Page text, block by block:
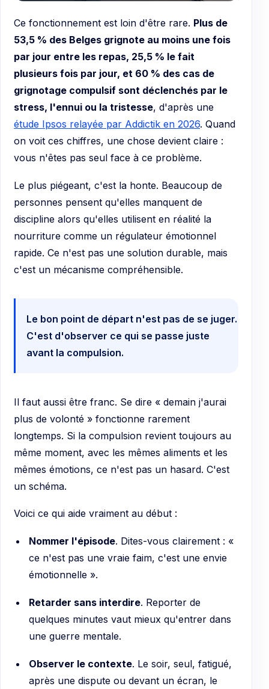
Ce fonctionnement est loin d'être rare. Plus de
53,5 % des Belges grignote au moins une fois
par jour entre les repas, 25,5 % le fait
plusieurs fois par jour, et 60 % des cas de
grignotage compulsif sont déclenchés par le
stress, l'ennui ou la tristesse, d'après une
étude Ipsos relayée par Addictik en 2026. Quand
on voit ces chiffres, une chose devient claire :
vous n'êtes pas seul face à ce problème.
Le plus piégeant, c'est la honte. Beaucoup de
personnes pensent qu'elles manquent de
discipline alors qu'elles utilisent en réalité la
nourriture comme un régulateur émotionnel
rapide. Ce n'est pas une solution durable, mais
c'est un mécanisme compréhensible.
Le bon point de départ n'est pas de se juger.
C'est d'observer ce qui se passe juste
avant la compulsion.
Il faut aussi être franc. Se dire « demain j'aurai
plus de volonté » fonctionne rarement
longtemps. Si la compulsion revient toujours au
même moment, avec les mêmes aliments et les
mêmes émotions, ce n'est pas un hasard. C'est
un schéma.
Voici ce qui aide vraiment au début :
Nommer l'épisode. Dites-vous clairement : «
ce n'est pas une vraie faim, c'est une envie
émotionnelle ».
Retarder sans interdire. Reporter de
quelques minutes vaut mieux qu'entrer dans
une guerre mentale.
Observer le contexte. Le soir, seul, fatigué,
après une dispute ou devant un écran, le